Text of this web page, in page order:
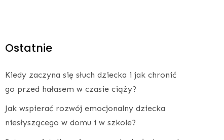
Ostatnie
Kiedy zaczyna się słuch dziecka i jak chronić
go przed hałasem w czasie ciąży?
Jak wspierać rozwój emocjonalny dziecka
niesłyszącego w domu i w szkole?